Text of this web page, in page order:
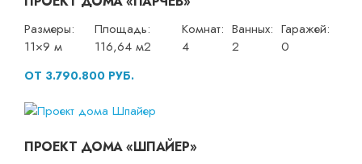
Размеры:
11×9 м
Площадь:
116,64 м2
Комнат:
4
Ванных:
2
Гаражей:
0
ОТ 3.790.800 РУБ.
ПРОЕКТ ДОМА «ШПАЙЕР»